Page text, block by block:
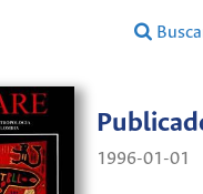
1996-01-01